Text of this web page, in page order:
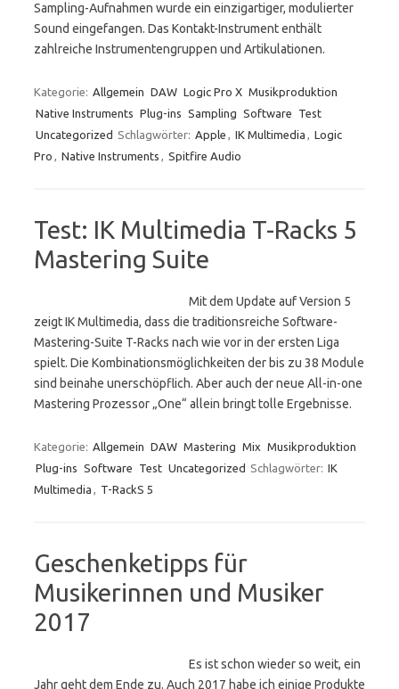
Sampling-Aufnahmen wurde ein einzigartiger, modulierter
Sound eingefangen. Das Kontakt-Instrument enthält
zahlreiche Instrumentengruppen und Artikulationen.
Kategorie: Allgemein DAW Logic Pro X Musikproduktion
Native Instruments Plug-ins Sampling Software
Test
Uncategorized Schlagwörter: Apple , IK Multimedia , Logic
Pro , Native Instruments , Spitfire Audio
Test: IK Multimedia T-Racks 5
Mastering Suite
Mit dem Update auf Version 5
zeigt IK Multimedia, dass die traditionsreiche Software-
Mastering-Suite T-Racks nach wie vor in der ersten Liga
spielt. Die Kombinationsmöglichkeiten der bis zu 38 Module
sind beinahe unerschöpflich. Aber auch der neue All-in-one
Mastering Prozessor „One“ allein bringt tolle Ergebnisse.
Kategorie: Allgemein DAW Mastering Mix Musikproduktion
Plug-ins Software Test Uncategorized Schlagwörter: IK
Multimedia , T-RackS 5
Geschenketipps für
Musikerinnen und Musiker
2017
Es ist schon wieder so weit, ein
Jahr geht dem Ende zu. Auch 2017 habe ich einige Produkte